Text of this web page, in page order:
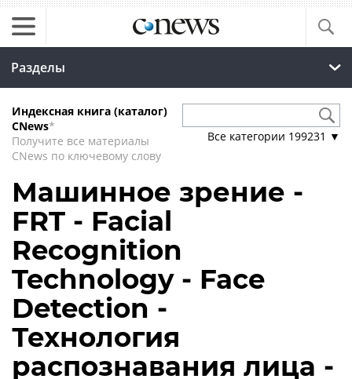
Разделы
Индексная книга (каталог)
CNews*
Получите все материалы
CNews по ключевому слову
Все категории 199231 ▼
Машинное зрение -
FRT - Facial
Recognition
Technology - Face
Detection -
Технология
распознавания лица -